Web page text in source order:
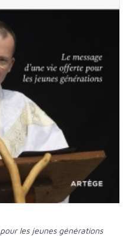
les jeunes générations